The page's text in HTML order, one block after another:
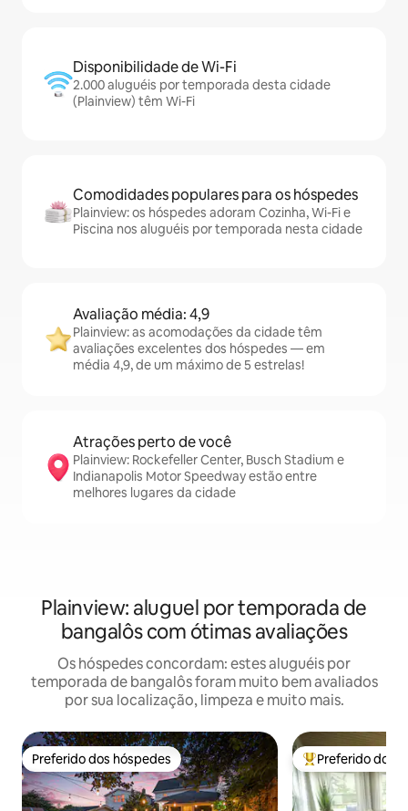
Disponibilidade de Wi-Fi
2.000 aluguéis por temporada desta cidade
(Plainview) têm Wi-Fi
Comodidades populares para os hóspedes
Plainview: os hóspedes adoram Cozinha, Wi-Fi e
Piscina nos aluguéis por temporada nesta cidade
Avaliação média: 4,9
Plainview: as acomodações da cidade têm
avaliações excelentes dos hóspedes — em
média 4,9, de um máximo de 5 estrelas!
Atrações perto de você
Plainview: Rockefeller Center, Busch Stadium e
Indianapolis Motor Speedway estão entre
melhores lugares da cidade
Plainview: aluguel por temporada de
bangalôs com ótimas avaliações
Os hóspedes concordam: estes aluguéis por
temporada de bangalôs foram muito bem avaliados
por sua localização, limpeza e muito mais.
Preferido dos hóspedes
Preferido dos hóspedes Entre os
Preferido dos